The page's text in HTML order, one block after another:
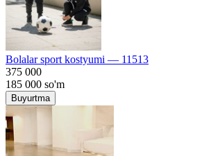
Bolalar sport kostyumi — 11513
375 000
185 000 so'm
Buyurtma